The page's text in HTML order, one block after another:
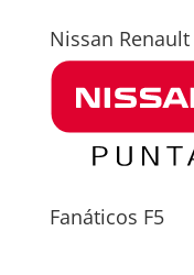
Nissan Renault
Fanáticos F5